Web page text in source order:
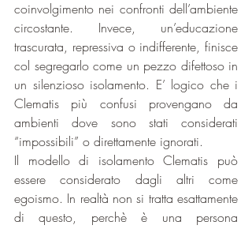
coinvolgimento nei confronti dell’ambiente
circostante. Invece, un’educazione
trascurata, repressiva o indifferente, finisce
col segregarlo come un pezzo difettoso in
un silenzioso isolamento. E’ logico che i
Clematis più confusi provengano da
ambienti dove sono stati considerati
“impossibili” o direttamente ignorati.
Il modello di isolamento Clematis può
essere considerato dagli altri come
egoismo. In realtà non si tratta esattamente
di questo, perchè è una persona